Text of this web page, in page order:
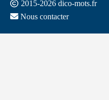
2015-2026 dico-mots.fr
Nous contacter